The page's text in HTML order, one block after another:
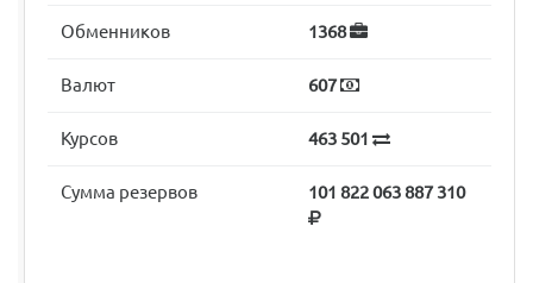
Обменников 1368
Валют 607
Курсов 463 501
Сумма резервов 101 822 063 887 310